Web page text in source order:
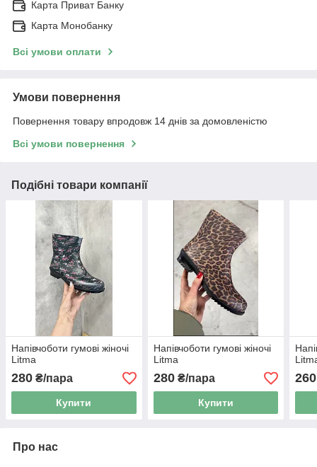
Карта Приват Банку
Карта Монобанку
Всі умови оплати
Умови повернення
Повернення товару впродовж 14 днів за домовленістю
Всі умови повернення
Подібні товари компанії
Напівчоботи гумові жіночі
Litma
280 ₴/пара
Купити
Напівчоботи гумові жіночі
Litma
280₴/пара
Купити
260
Про нас